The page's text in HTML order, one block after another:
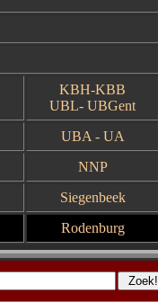
KBH-KBB
UBL- UBGent
UBA - UA
NNP
Siegenbeek
Rodenburg